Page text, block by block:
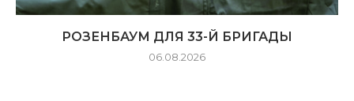
РОЗЕНБАУМ ДЛЯ 33-Й БРИГАДЫ
06.08.2026